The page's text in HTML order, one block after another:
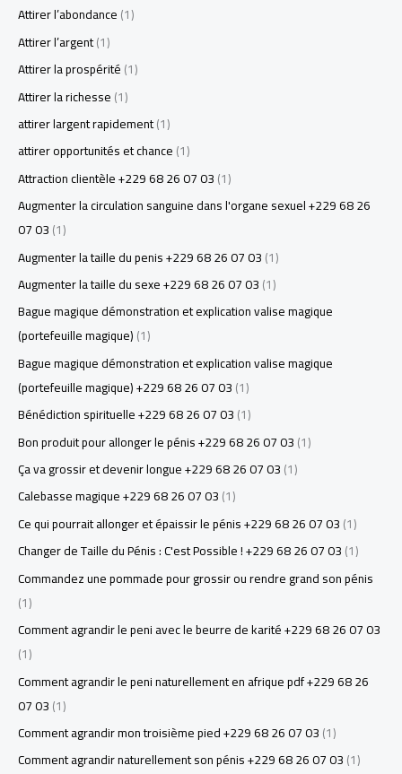
Attirer l’abondance(1)
Attirer l’argent(1)
Attirer la prospérité(1)
Attirer la richesse(1)
attirer largent rapidement(1)
attirer opportunités et chance(1)
Attraction clientèle +229 68 26 07 03(1)
Augmenter la circulation sanguine dans l'organe sexuel +229 68 26
07 03(1)
Augmenter la taille du penis +229 68 26 07 03(1)
Augmenter la taille du sexe +229 68 26 07 03(1)
Bague magique démonstration et explication valise magique
(portefeuille magique)(1)
Bague magique démonstration et explication valise magique
(portefeuille magique) +229 68 26 07 03(1)
Bénédiction spirituelle +229 68 26 07 03(1)
Bon produit pour allonger le pénis +229 68 26 07 03(1)
Ça va grossir et devenir longue +229 68 26 07 03(1)
Calebasse magique +229 68 26 07 03(1)
Ce qui pourrait allonger et épaissir le pénis +229 68 26 07 03(1)
Changer de Taille du Pénis : C'est Possible ! +229 68 26 07 03(1)
Commandez une pommade pour grossir ou rendre grand son pénis
(1)
Comment agrandir le peni avec le beurre de karité +229 68 26 07 03
(1)
Comment agrandir le peni naturellement en afrique pdf +229 68 26
07 03(1)
Comment agrandir mon troisième pied +229 68 26 07 03(1)
Comment agrandir naturellement son pénis +229 68 26 07 03(1)